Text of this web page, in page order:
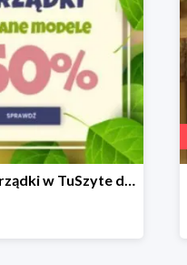
Wiosenne porządki w TuSzyte do -50%